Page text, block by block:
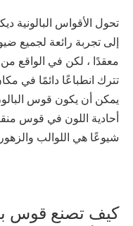
تحول الأقواس البالونية
إلى تجربة رائعة لجميع
معقدًا ، لكن في الواقع
تترك انطباعًا دائمًا في
يمكن أن يكون قوس
أحادية اللون في قوس
شيوعًا هي اللوالب
كيف تصنع قوس